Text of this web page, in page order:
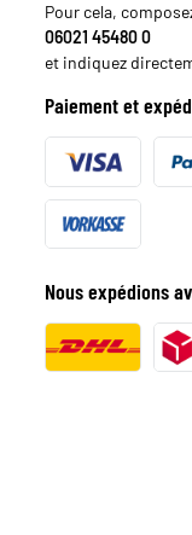
Pour cela,
06021 45480 0
et indiquez
Paiement et
Nous expédions